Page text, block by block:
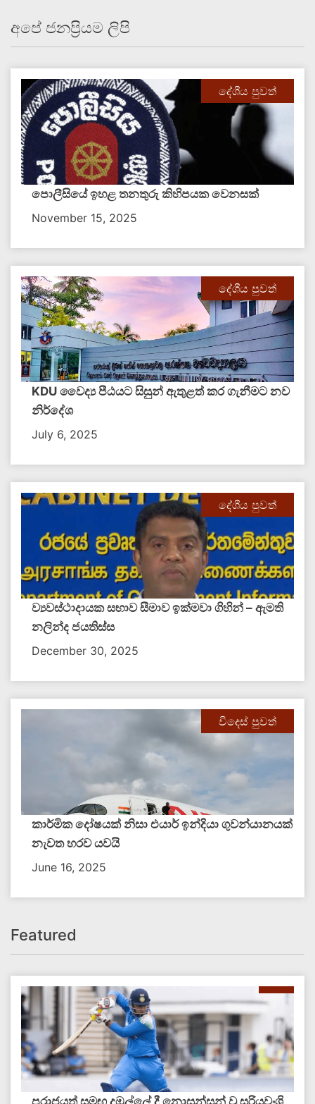
අපේ ජනප්‍රියම ලිපි
දේශීය පුවත්
පොලීසියේ ඉහළ තනතුරු කිහිපයක වෙනසක්
November 15, 2025
දේශීය පුවත්
KDU වෛද්‍ය පීඨයට සිසුන් ඇතුළත් කර ගැනීමට නව
නිර්දේශ
July 6, 2025
දේශීය පුවත්
ව්‍යවස්ථාදායක සභාව සීමාව ඉක්මවා ගිහින් – ඇමති
නලින්ද ජයතිස්ස
December 30, 2025
විදෙස් පුවත්
කාර්මික දෝෂයක් නිසා එයාර් ඉන්දියා ගුවන්යානයක්
නැවත හරව යවයි
June 16, 2025
Featured